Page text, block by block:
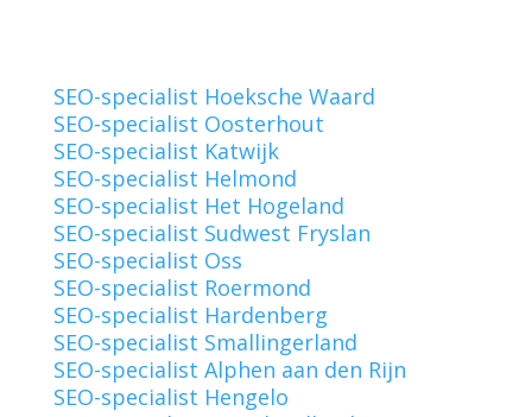
SEO-specialist Hoeksche Waard
SEO-specialist Oosterhout
SEO-specialist Katwijk
SEO-specialist Helmond
SEO-specialist Het Hogeland
SEO-specialist Sudwest Fryslan
SEO-specialist Oss
SEO-specialist Roermond
SEO-specialist Hardenberg
SEO-specialist Smallingerland
SEO-specialist Alphen aan den Rijn
SEO-specialist Hengelo